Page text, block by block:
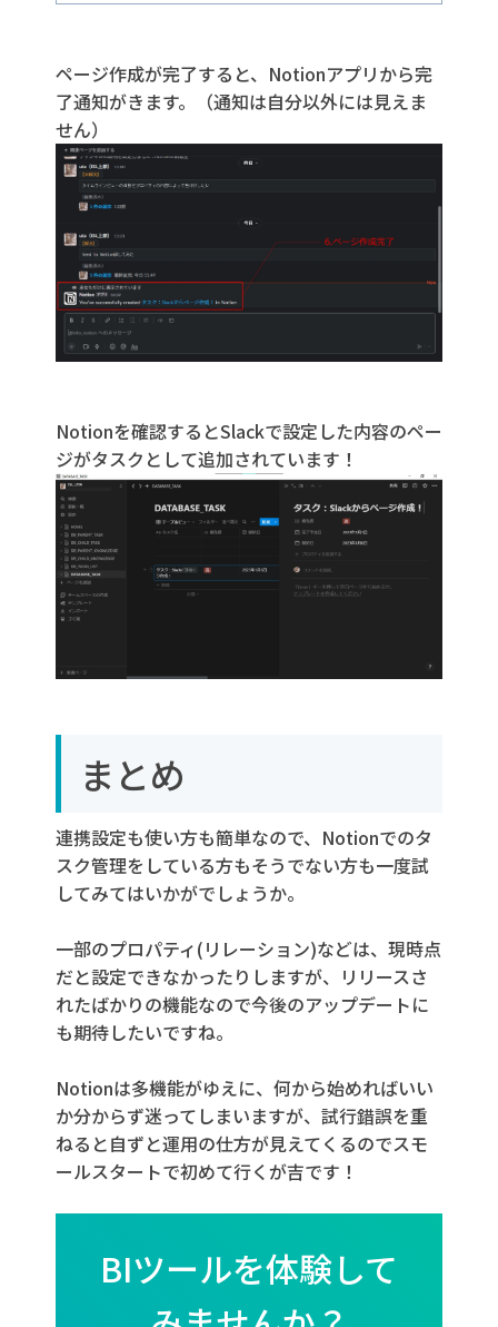
ページ作成が完了すると、Notionアプリから完
了通知がきます。（通知は自分以外には見えま
せん）
Notionを確認するとSlackで設定した内容のペー
ジがタスクとして追加されています！
まとめ
連携設定も使い方も簡単なので、Notionでのタ
スク管理をしている方もそうでない方も一度試
してみてはいかがでしょうか。
一部のプロパティ(リレーション)などは、現時点
だと設定できなかったりしますが、リリースさ
れたばかりの機能なので今後のアップデートに
も期待したいですね。
Notionは多機能がゆえに、何から始めればいい
か分からず迷ってしまいますが、試行錯誤を重
ねると自ずと運用の仕方が見えてくるのでスモ
ールスタートで初めて行くが吉です！
BIツールを体験して